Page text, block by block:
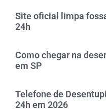
Site oficial limpa
24h
Como chegar na
em SP
Telefone de
24h em 2026